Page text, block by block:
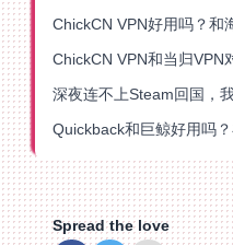
深夜连不上Steam回国，
Spread the love